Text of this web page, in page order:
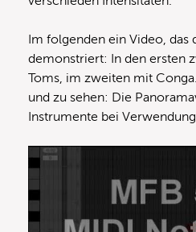
Im folgenden ein Video, das
demonstriert: In den ersten
Toms, im zweiten mit
und zu sehen: Die
Instrumente bei